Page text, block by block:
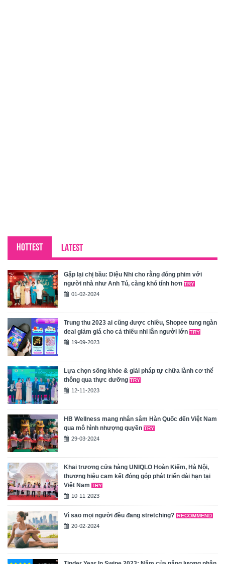
HOTTEST LATEST
Gặp lại chị bầu: Diệu Nhi cho rằng đóng phim với
người nhà như Anh Tú, càng khó tính hơn
01-02-2024
Trung thu 2023 ai cũng được chiều, Shopee tung ngàn
deal giảm giá cho cả thiếu nhi lẫn người lớn
19-09-2023
Lựa chọn sống khỏe & giải pháp tự chữa lành cơ thể
thông qua thực dưỡng
12-11-2023
HB Wellness mang nhân sâm Hàn Quốc đến Việt Nam
qua mô hình nhượng quyền
29-03-2024
Khai trương cửa hàng UNIQLO Hoàn Kiếm, Hà Nội,
thương hiệu cam kết đóng góp phát triển dài hạn tại
Việt Nam
10-11-2023
Vì sao mọi người đều đang stretching?
20-02-2024